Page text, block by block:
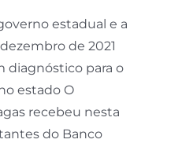
estadual e a
de 2021
diagnóstico para o
estado O
recebeu nesta
do Banco